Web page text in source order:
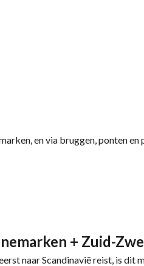
en via bruggen, ponten
+ Zuid-
naar Scandinavië reist, is dit